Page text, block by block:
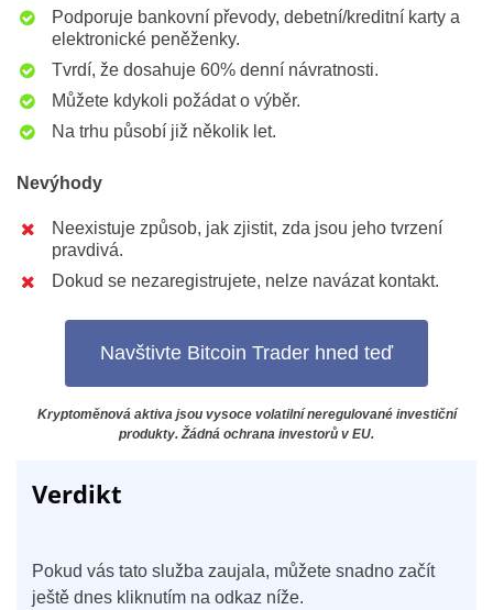
Podporuje bankovní převody, debetní/kreditní karty a
elektronické peněženky.
Tvrdí, že dosahuje 60% denní návratnosti.
Můžete kdykoli požádat o výběr.
Na trhu působí již několik let.
Nevýhody
Neexistuje způsob, jak zjistit, zda jsou jeho tvrzení
pravdivá.
Dokud se nezaregistrujete, nelze navázat kontakt.
Navštivte Bitcoin Trader hned teď
Kryptoměnová aktiva jsou vysoce volatilní neregulované investiční
produkty. Žádná ochrana investorů v EU.
Verdikt
Pokud vás tato služba zaujala, můžete snadno začít
ještě dnes kliknutím na odkaz níže.